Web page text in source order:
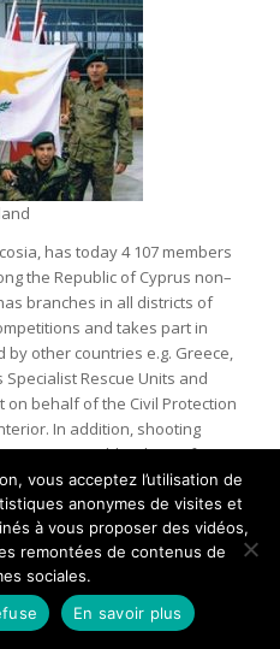
has today 4 107 members
the Republic of Cyprus non–
branches in all districts of
and takes part in
other countries e.g. Greece,
Rescue Units and
on behalf of the Civil Protection
In addition, shooting
teams, a blood transfusion
been created. PSEK
take place in national and
it honors the memory of
who fell in the line of duty.
the 20th of July, for all
against the Turkish
vous acceptez l’utilisation de
anonymes de visites et
à vous proposer des vidéos,
remontées de contenus de
sociales.
En savoir plus